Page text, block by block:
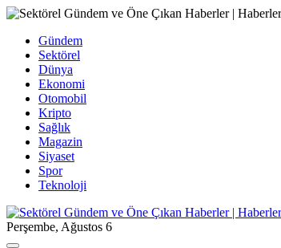
Gündem
Sektörel
Dünya
Ekonomi
Otomobil
Kripto
Sağlık
Magazin
Siyaset
Spor
Teknoloji
Perşembe, Ağustos 6